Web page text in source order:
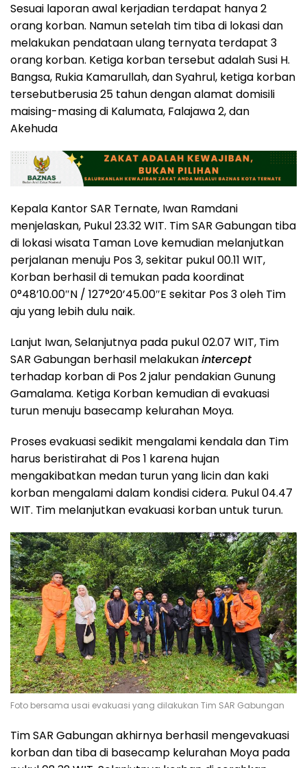
Sesuai laporan awal kerjadian terdapat hanya 2
orang korban. Namun setelah tim tiba di lokasi dan
melakukan pendataan ulang ternyata terdapat 3
orang korban. Ketiga korban tersebut adalah Susi H.
Bangsa, Rukia Kamarullah, dan Syahrul, ketiga korban
tersebutberusia 25 tahun dengan alamat domisili
maising-masing di Kalumata, Falajawa 2, dan
Akehuda
Kepala Kantor SAR Ternate, Iwan Ramdani
menjelaskan, Pukul 23.32 WIT. Tim SAR Gabungan tiba
di lokasi wisata Taman Love kemudian melanjutkan
perjalanan menuju Pos 3, sekitar pukul 00.11 WIT,
Korban berhasil di temukan pada koordinat
0°48’10.00″N / 127°20’45.00″E sekitar Pos 3 oleh Tim
aju yang lebih dulu naik.
Lanjut Iwan, Selanjutnya pada pukul 02.07 WIT, Tim
SAR Gabungan berhasil melakukanintercept
terhadap korban di Pos 2 jalur pendakian Gunung
Gamalama. Ketiga Korban kemudian di evakuasi
turun menuju basecamp kelurahan Moya.
Proses evakuasi sedikit mengalami kendala dan Tim
harus beristirahat di Pos 1 karena hujan
mengakibatkan medan turun yang licin dan kaki
korban mengalami dalam kondisi cidera. Pukul 04.47
WIT. Tim melanjutkan evakuasi korban untuk turun.
Foto bersama usai evakuasi yang dilakukan Tim SAR Gabungan
Tim SAR Gabungan akhirnya berhasil mengevakuasi
korban dan tiba di basecamp kelurahan Moya pada